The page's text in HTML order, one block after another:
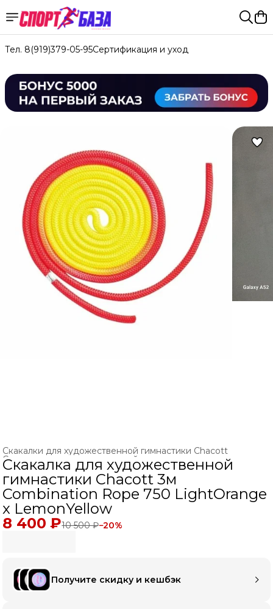
Тел. 8(919)379-05-95Сертификация и уход
Скакалки для художественной гимнастики Chacott
Скакалки для художественной гимнастики ›
ХУДОЖЕСТВЕННАЯ ГИМНАСТИКА ›
Главная ›
Скакалка для художественной
гимнастики Chacott 3м
Combination Rope 750 LightOrange
x LemonYellow
8 400 ₽10 500 ₽−20%
Получите скидку и кешбэк